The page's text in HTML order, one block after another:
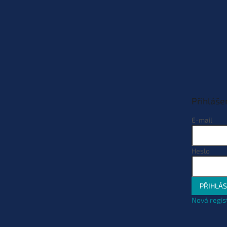
E-mail
Heslo
Nová